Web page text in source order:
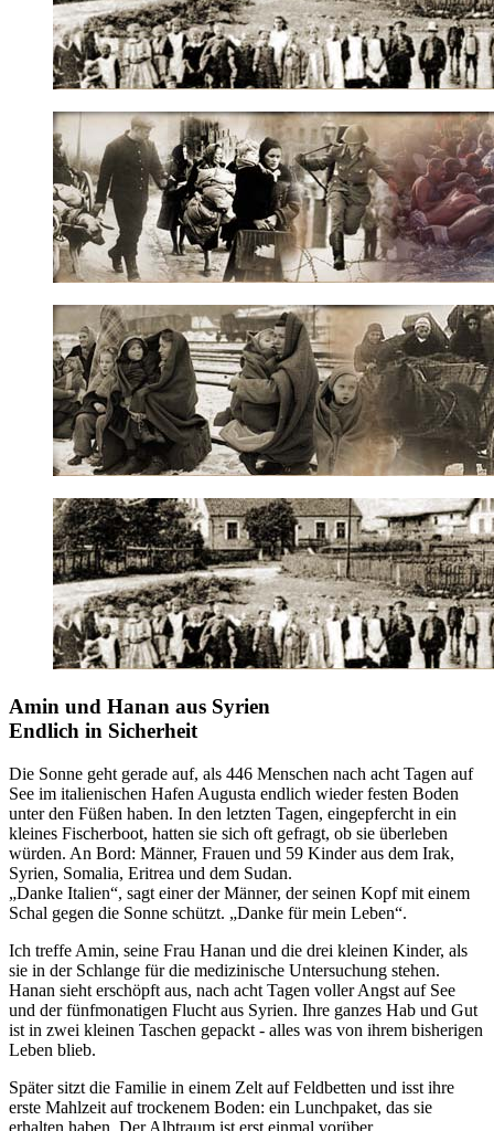
Amin und Hanan aus Syrien
Endlich in Sicherheit
Die Sonne geht gerade auf, als 446 Menschen nach acht Tagen auf
See im italienischen Hafen Augusta endlich wieder festen Boden
unter den Füßen haben. In den letzten Tagen, eingepfercht in ein
kleines Fischerboot, hatten sie sich oft gefragt, ob sie überleben
würden. An Bord: Männer, Frauen und 59 Kinder aus dem Irak,
Syrien, Somalia, Eritrea und dem Sudan.
Danke Italien , sagt einer der Männer, der seinen Kopf mit einem
Schal gegen die Sonne schützt.
Danke für mein Leben .
Ich treffe Amin, seine Frau Hanan und die drei kleinen Kinder, als
sie in der Schlange für die medizinische Untersuchung stehen.
Hanan sieht erschöpft aus, nach acht Tagen voller Angst auf See
und der fünfmonatigen Flucht aus Syrien. Ihre ganzes Hab und Gut
ist in zwei kleinen Taschen gepackt - alles was von ihrem bisherigen
Leben blieb.
Später sitzt die Familie in einem Zelt auf Feldbetten und isst ihre
erste Mahlzeit auf trockenem Boden: ein Lunchpaket, das sie
erhalten haben. Der Albtraum ist erst einmal vorüber.